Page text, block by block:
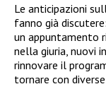
Le anticipazioni
fanno già discutere:
un appuntamento
nella giuria, nuovi
rinnovare il
tornare con